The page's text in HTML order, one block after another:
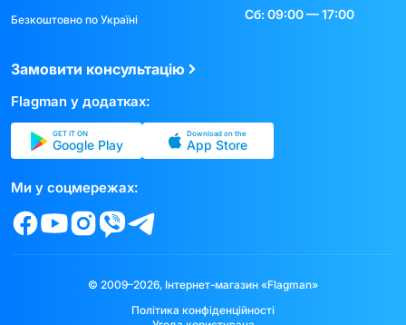
Безкоштовно по Україні
Сб: 09:00 — 17:00
Замовити консультацію
Flagman у додатках:
GET IT ON
Google Play
Download on the
App Store
Ми у соцмережах:
© 2009–2026, Інтернет-магазин «Flagman»
Політика конфіденційності